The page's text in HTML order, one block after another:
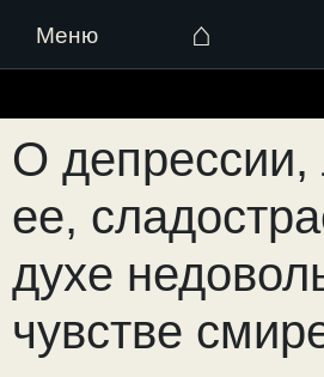
Меню ⌂
к
содержимому
О депрессии,
ее,
духе
чувстве